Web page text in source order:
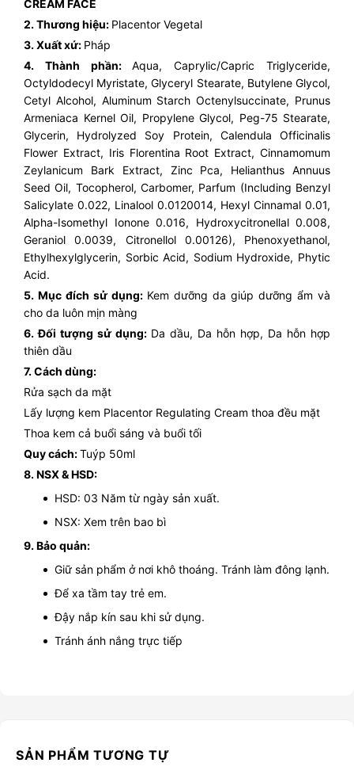
CREAM FACE
2. Thương hiệu: Placentor Vegetal
3. Xuất xứ: Pháp
4. Thành phần:Aqua, Caprylic/Capric Triglyceride,
Octyldodecyl Myristate, Glyceryl Stearate, Butylene Glycol,
Cetyl Alcohol, Aluminum Starch Octenylsuccinate, Prunus
Armeniaca Kernel Oil, Propylene Glycol, Peg-75 Stearate,
Glycerin, Hydrolyzed Soy Protein, Calendula Officinalis
Flower Extract, Iris Florentina Root Extract, Cinnamomum
Zeylanicum Bark Extract, Zinc Pca, Helianthus Annuus
Seed Oil, Tocopherol, Carbomer, Parfum (Including Benzyl
Salicylate 0.022, Linalool 0.0120014, Hexyl Cinnamal 0.01,
Alpha-Isomethyl Ionone 0.016, Hydroxycitronellal 0.008,
Geraniol 0.0039, Citronellol 0.00126), Phenoxyethanol,
Ethylhexylglycerin, Sorbic Acid, Sodium Hydroxide, Phytic
Acid.
5. Mục đích sử dụng: Kem dưỡng da giúp dưỡng ẩm và
cho da luôn mịn màng
6. Đối tượng sử dụng: Da dầu, Da hỗn hợp, Da hỗn hợp
thiên dầu
7. Cách dùng:
Rửa sạch da mặt
Lấy lượng kem Placentor Regulating Cream thoa đều mặt
Thoa kem cả buổi sáng và buổi tối
Quy cách:Tuýp 50ml
8. NSX & HSD:
HSD: 03 Năm từ ngày sản xuất.
NSX: Xem trên bao bì
9. Bảo quản:
Giữ sản phẩm ở nơi khô thoáng. Tránh làm đông lạnh.
Để xa tầm tay trẻ em.
Đậy nắp kín sau khi sử dụng.
Tránh ánh nắng trực tiếp
SẢN PHẨM TƯƠNG TỰ